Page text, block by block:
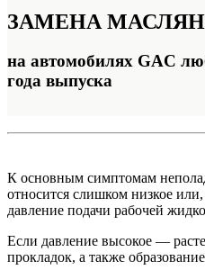
ЗАМЕНА
на автомобилях GAC
года выпуска
К основным симптомам
относится слишком низкое
давление подачи рабочей
Если давление высокое —
прокладок, а также